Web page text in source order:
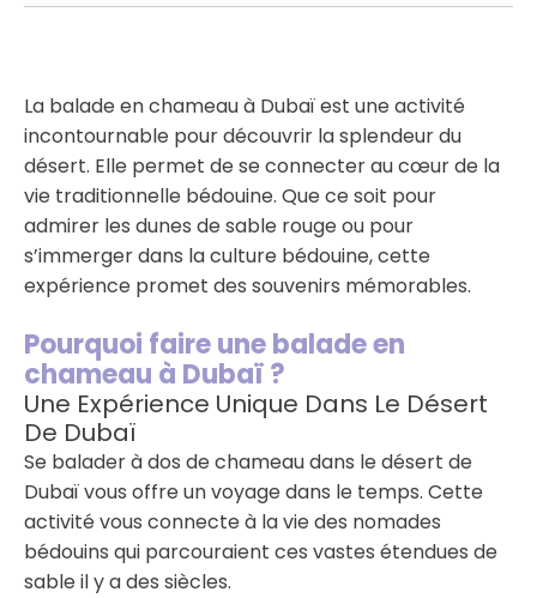
s’immerger dans la culture bédouine, cette
expérience promet des souvenirs mémorables.
Pourquoi faire une balade …
La balade en chameau à Dubaï est une activité
incontournable pour découvrir la splendeur du
désert. Elle permet de se connecter au cœur de la
vie traditionnelle bédouine. Que ce soit pour
admirer les dunes de sable rouge ou pour
s’immerger dans la culture bédouine, cette
expérience promet des souvenirs mémorables.
Pourquoi faire une balade en
chameau à Dubaï ?
Une Expérience Unique Dans Le Désert
De Dubaï
Se balader à dos de chameau dans le désert de
Dubaï vous offre un voyage dans le temps. Cette
activité vous connecte à la vie des nomades
bédouins qui parcouraient ces vastes étendues de
sable il y a des siècles.